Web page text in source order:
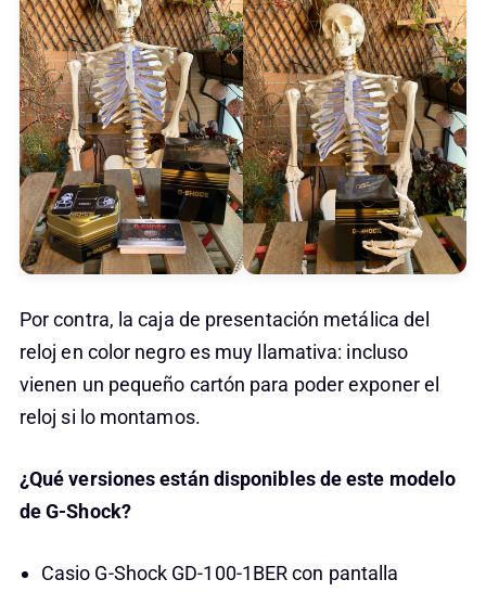
Por contra, la caja de presentación metálica del
reloj en color negro es muy llamativa: incluso
vienen un pequeño cartón para poder exponer el
reloj si lo montamos.
¿Qué versiones están disponibles de este modelo
de G-Shock?
Casio G-Shock GD-100-1BER con pantalla